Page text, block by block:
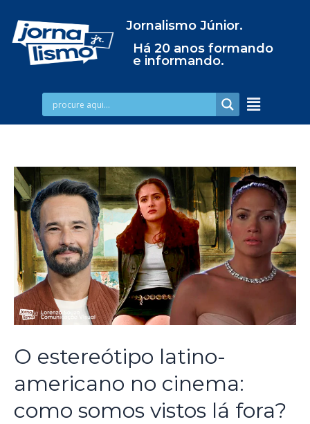
Jornalismo Júnior.
Há 20 anos formando
e informando.
O estereótipo latino-
americano no cinema:
como somos vistos lá fora?